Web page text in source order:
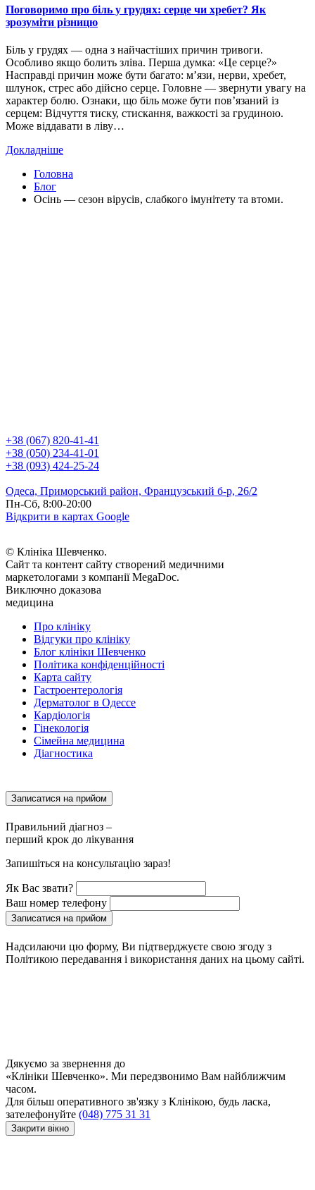
Поговоримо про біль у грудях: серце чи хребет? Як
зрозуміти різницю
Біль у грудях — одна з найчастіших причин тривоги.
Особливо якщо болить зліва. Перша думка: «Це серце?»
Насправді причин може бути багато: м’язи, нерви, хребет,
шлунок, стрес або дійсно серце. Головне — звернути увагу на
характер болю. Ознаки, що біль може бути пов’язаний із
серцем: Відчуття тиску, стискання, важкості за грудиною.
Може віддавати в ліву…
Докладніше
Головна
Блог
Осінь — сезон вірусів, слабкого імунітету та втоми.
+38 (067) 820-41-41
+38 (050) 234-41-01
+38 (093) 424-25-24
Одеса, Приморський район, Французський б-р, 26/2
Пн-Сб, 8:00-20:00
Відкрити в картах Google
© Клініка Шевченко.
Сайт та контент сайту створений медичними
маркетологами з компанії MegaDoc.
Виключно доказова
медицина
Про клініку
Відгуки про клініку
Блог клініки Шевченко
Політика конфіденційності
Карта сайту
Гастроентерологія
Дерматолог в Одессе
Кардіологія
Гінекологія
Сімейна медицина
Діагностика
Записатися на прийом
Правильний діагноз –
перший крок до лікування
Запишіться на консультацію зараз!
Як Вас звати?
Ваш номер телефону
Записатися на прийом
Надсилаючи цю форму, Ви підтверджуєте свою згоду з
Політикою передавання і використання даних на цьому сайті.
Дякуємо за звернення до
«Клініки Шевченко». Ми передзвонимо Вам найближчим
часом.
Для більш оперативного зв'язку з Клінікою, будь ласка,
зателефонуйте (048) 775 31 31
Закрити вікно